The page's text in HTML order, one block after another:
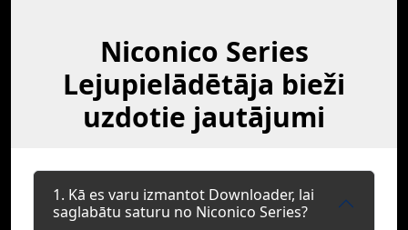
Niconico Series
Lejupielādētāja bieži
uzdotie jautājumi
1. Kā es varu izmantot Downloader, lai
saglabātu saturu no Niconico Series?